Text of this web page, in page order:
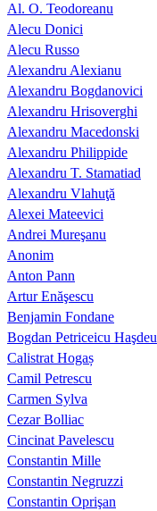
Al. O. Teodoreanu
Alecu Donici
Alecu Russo
Alexandru Alexianu
Alexandru Bogdanovici
Alexandru Hrisoverghi
Alexandru Macedonski
Alexandru Philippide
Alexandru T. Stamatiad
Alexandru Vlahuţă
Alexei Mateevici
Andrei Mureşanu
Anonim
Anton Pann
Artur Enăşescu
Benjamin Fondane
Bogdan Petriceicu Haşdeu
Calistrat Hogaș
Camil Petrescu
Carmen Sylva
Cezar Bolliac
Cincinat Pavelescu
Constantin Mille
Constantin Negruzzi
Constantin Oprişan